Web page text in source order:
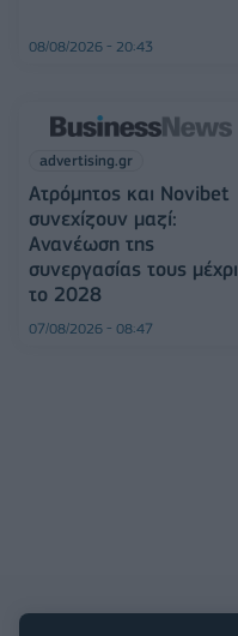
08/08/2026 - 20:43
advertising.gr
Ατρόμητος και Novibet
συνεχίζουν μαζί:
Ανανέωση της
συνεργασίας τους μέχρι
το 2028
07/08/2026 - 08:47